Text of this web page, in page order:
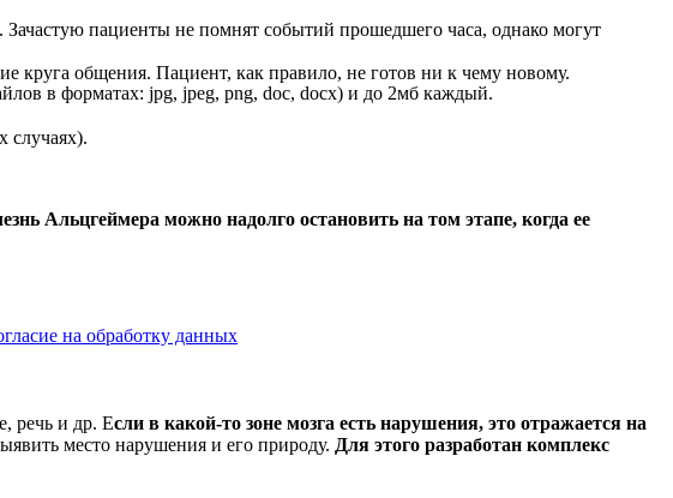
в форматах: jpg, jpeg, png, doc, docx) и до 2мб каждый.
на обработку данных
пациенты не помнят событий прошедшего часа, однако могут
круга общения. Пациент, как правило, не готов ни к чему новому.
случаях).
Альцгеймера можно надолго остановить на том этапе, когда ее
речь и др. Если в какой-то зоне мозга есть нарушения, это отражается на
место нарушения и его природу. Для этого разработан комплекс